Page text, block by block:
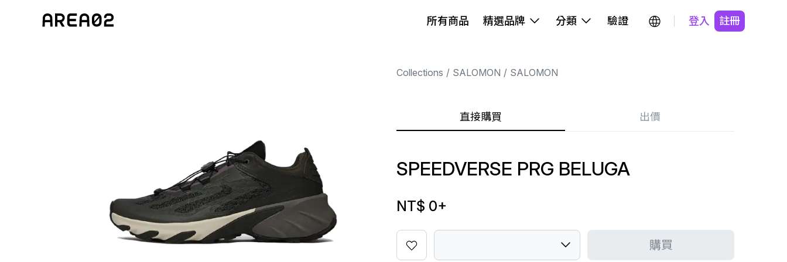
所有商品 精選品牌 分類 驗證 登入 註冊
Collections SALOMON SALOMON
直接購買 出價
SPEEDVERSE PRG BELUGA
NT$ 0+
購買